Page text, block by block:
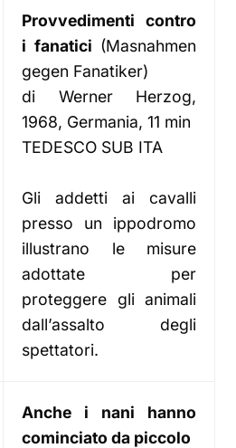
Provvedimenti contro
i fanatici (Masnahmen
gegen Fanatiker)
di Werner Herzog,
1968, Germania, 11 min
TEDESCO SUB ITA
Gli addetti ai cavalli
presso un ippodromo
illustrano le misure
adottate per
proteggere gli animali
dall’assalto degli
spettatori.
Anche i nani hanno
cominciato da piccolo